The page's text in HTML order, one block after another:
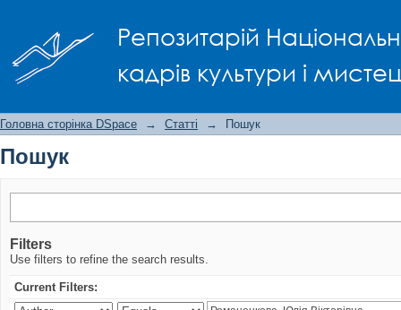
Репозитарій
кадрів культури і
Головна сторінка DSpace → Статті → Пошук
Пошук
Filters
Use filters to refine the search results.
Current Filters: